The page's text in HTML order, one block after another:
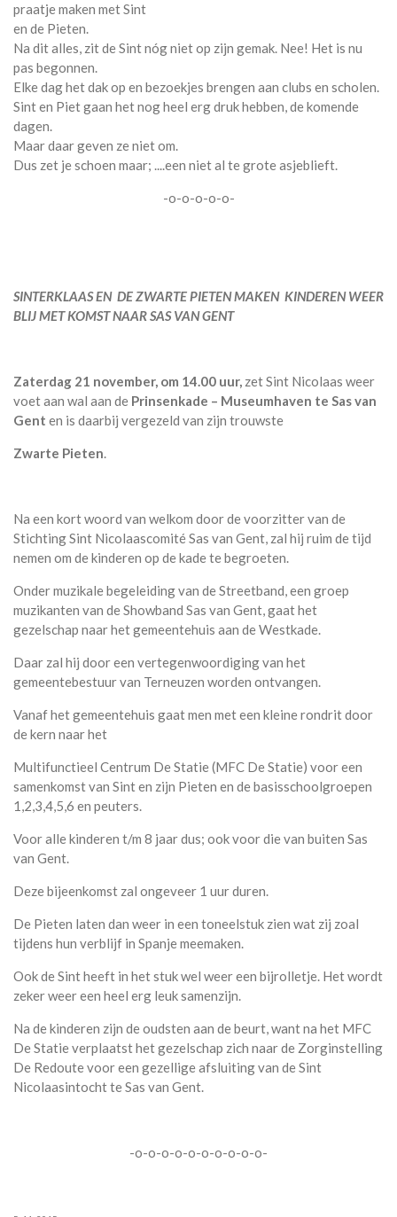
praatje maken met Sint
en de Pieten.
Na dit alles, zit de Sint nóg niet op zijn gemak. Nee! Het is nu
pas begonnen.
Elke dag het dak op en bezoekjes brengen aan clubs en scholen.
Sint en Piet gaan het nog heel erg druk hebben, de komende
dagen.
Maar daar geven ze niet om.
Dus zet je schoen maar; ....een niet al te grote asjeblieft.
-o-o-o-o-o-
SINTERKLAAS EN DE ZWARTE PIETEN MAKEN KINDEREN WEER
BLIJ MET KOMST NAAR SAS VAN GENT
Zaterdag 21 november, om 14.00 uur, zet Sint Nicolaas weer
voet aan wal aan de Prinsenkade – Museumhaven te Sas van
Gent en is daarbij vergezeld van zijn trouwste
Zwarte Pieten.
Na een kort woord van welkom door de voorzitter van de
Stichting Sint Nicolaascomité Sas van Gent, zal hij ruim de tijd
nemen om de kinderen op de kade te begroeten.
Onder muzikale begeleiding van de Streetband, een groep
muzikanten van de Showband Sas van Gent, gaat het
gezelschap naar het gemeentehuis aan de Westkade.
Daar zal hij door een vertegenwoordiging van het
gemeentebestuur van Terneuzen worden ontvangen.
Vanaf het gemeentehuis gaat men met een kleine rondrit door
de kern naar het
Multifunctieel Centrum De Statie (MFC De Statie) voor een
samenkomst van Sint en zijn Pieten en de basisschoolgroepen
1,2,3,4,5,6 en peuters.
Voor alle kinderen t/m 8 jaar dus; ook voor die van buiten Sas
van Gent.
Deze bijeenkomst zal ongeveer 1 uur duren.
De Pieten laten dan weer in een toneelstuk zien wat zij zoal
tijdens hun verblijf in Spanje meemaken.
Ook de Sint heeft in het stuk wel weer een bijrolletje. Het wordt
zeker weer een heel erg leuk samenzijn.
Na de kinderen zijn de oudsten aan de beurt, want na het MFC
De Statie verplaatst het gezelschap zich naar de Zorginstelling
De Redoute voor een gezellige afsluiting van de Sint
Nicolaasintocht te Sas van Gent.
-o-o-o-o-o-o-o-o-o-o-